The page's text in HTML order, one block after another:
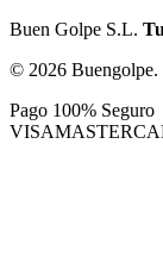
Buen Golpe S.L.
© 2026 Buengolpe.
Pago 100% Seguro
VISA